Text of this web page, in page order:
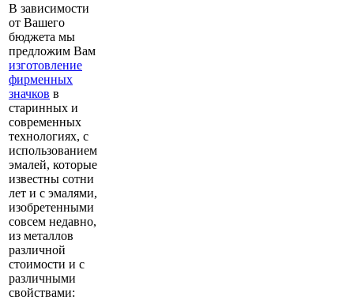
В зависимости
от Вашего
бюджета мы
предложим Вам
изготовление
фирменных
значков в
старинных и
современных
технологиях, с
использованием
эмалей, которые
известны сотни
лет и с эмалями,
изобретенными
совсем недавно,
из металлов
различной
стоимости и с
различными
свойствами: